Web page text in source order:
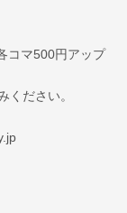
マ500円アップ
ください。